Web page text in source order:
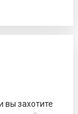
вы захотите